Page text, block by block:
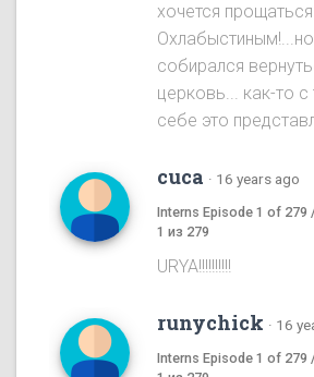
хочется
собирался
церковь... как-то с
себе это
cuca · 16 years ago
Interns Episode 1 of
1 из 279
URYA!!!!!!!!!!
runychick · 16
Interns Episode 1 of